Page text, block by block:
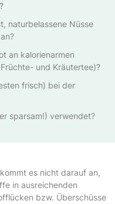
naturbelassene Nüsse
an kalorienarmen
und Kräutertee)?
frisch) bei der
sparsam!) verwendet?
es nicht darauf an,
in ausreichenden
bzw. Überschüsse